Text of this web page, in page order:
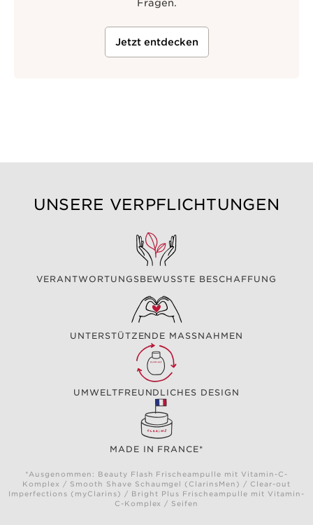
Fragen.
Jetzt entdecken
UNSERE VERPFLICHTUNGEN
VERANTWORTUNGSBEWUSSTE BESCHAFFUNG
UNTERSTÜTZENDE MASSNAHMEN
UMWELTFREUNDLICHES DESIGN
MADE IN FRANCE*
*Ausgenommen: Beauty Flash Frischeampulle mit Vitamin-C-
Komplex / Smooth Shave Schaumgel (ClarinsMen) / Clear-out
Imperfections (myClarins) / Bright Plus Frischeampulle mit Vitamin-
C-Komplex / Seifen